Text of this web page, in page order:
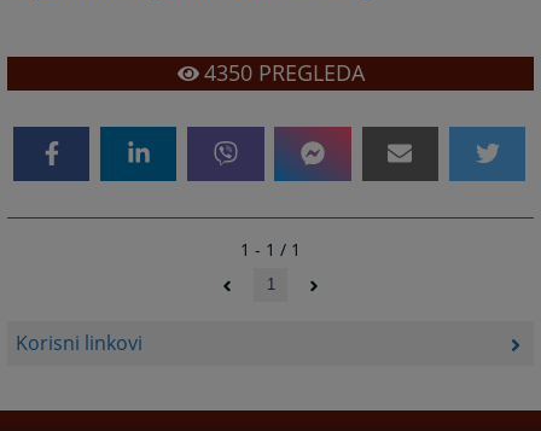
Korisni linkovi
4350PREGLEDA
1 - 1 / 1
1